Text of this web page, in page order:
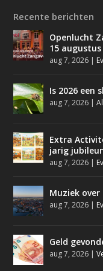
Recente berichten
Openlucht
15 augustus
aug 7, 2026 |
Is 2026 een
aug 7, 2026 |
Extra
jarig
aug 7, 2026 |
Muziek
aug 7, 2026 |
Geld
aug 7, 2026 |